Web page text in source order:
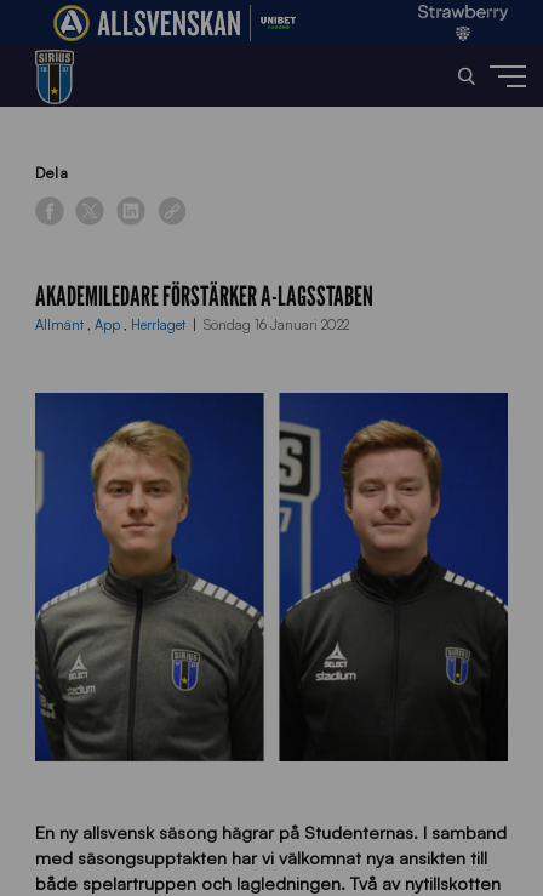
Home»
Dela
AKADEMILEDARE FÖRSTÄRKER A-LAGSSTABEN
Allmänt , App , Herrlaget Söndag 16 Januari 2022
En ny allsvensk säsong hägrar på Studenternas. I samband
med säsongsupptakten har vi välkomnat nya ansikten till
både spelartruppen och lagledningen. Två av nytillskotten